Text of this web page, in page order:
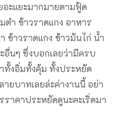
อะแยะมากมายตามฟู้ด
ตำ ข้าวราดแกง อาหาร
ข้าวราดแกง ข้าวมันไก่ น้ำ
อื่นๆ ซึ่งบอกเลยว่ามีครบ
ทั้งอิ่มทั้งคุ้ม ทั้งประหยัด
ายบาทเลยล่ะค่างานนี้ อย่า
าคาประหยัดดูนะคะเริ่ดมา